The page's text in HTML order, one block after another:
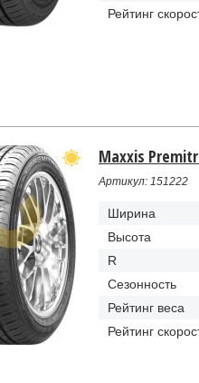
Рейтинг
Maxxis
Артикул: 151222
Ширина
Высота
R
Сезонность
Рейтинг веса
Рейтинг